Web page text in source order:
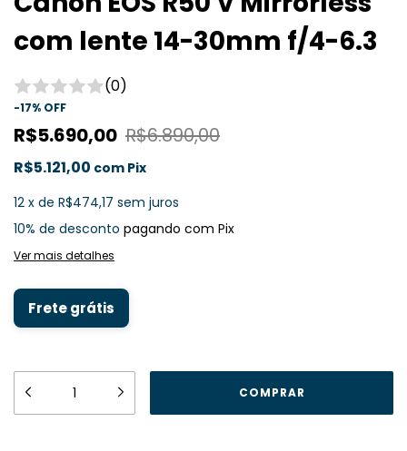
com lente 14-30mm f/4-6.3
(0)
-17% OFF
R$5.690,00 R$6.890,00
R$5.121,00 com Pix
12 x de R$474,17 sem juros
10% de desconto pagando com Pix
Ver mais detalhes
Frete grátis